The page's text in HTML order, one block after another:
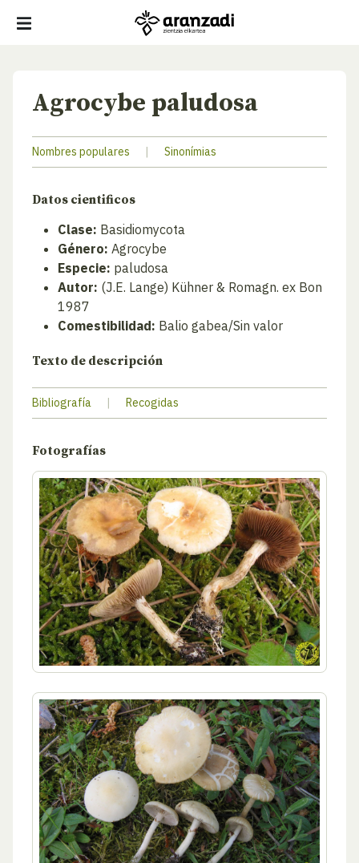
Agrocybe paludosa
Nombres populares | Sinonímias
Datos cientificos
Clase: Basidiomycota
Género: Agrocybe
Especie: paludosa
Autor: (J.E. Lange) Kühner & Romagn. ex Bon
1987
Comestibilidad: Balio gabea/Sin valor
Texto de descripción
Bibliografía | Recogidas
Fotografías